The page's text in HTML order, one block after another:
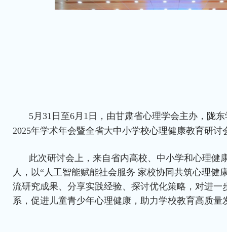
5月31日至6月1日，由甘肃省心理学会主办，陇
2025年学术年会暨全省大中小学校心理健康教育研讨
此次研讨会上，来自省内高校、中小学和心理健
人，以“人工智能赋能社会服务 家校协同共筑心理健
流研究成果、分享实践经验、探讨优化策略，对进一
系，促进儿童青少年心理健康，助力学校教育高质量